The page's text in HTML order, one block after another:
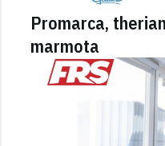
Promarca,
marmota